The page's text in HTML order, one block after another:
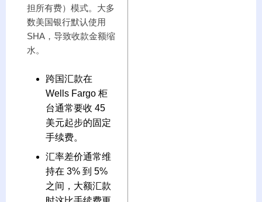
担所有费）模式。大多
数美国银行默认使用
SHA，导致收款金额缩
水。
跨国汇款在
Wells Fargo 柜
台通常要收 45
美元起步的固定
手续费。
汇率差价通常维
持在 3% 到 5%
之间，大额汇款